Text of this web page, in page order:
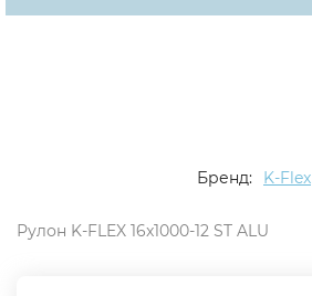
Бренд: K-Flex
Рулон K-FLEX 16x1000-12 ST ALU